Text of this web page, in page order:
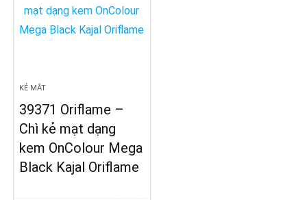
KẺ MẮT
39371 Oriflame –
Chì kẻ mạt dạng
kem OnColour Mega
Black Kajal Oriflame